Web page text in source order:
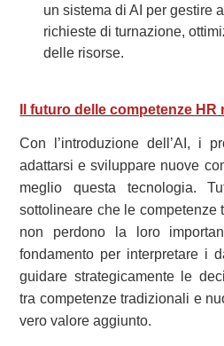
un sistema di AI per gestire
richieste di turnazione,
delle risorse.
Il futuro delle competenze HR
Con l’introduzione dell’AI, i
adattarsi e sviluppare nuove
meglio questa tecnologia.
sottolineare che le competenze
non perdono la loro
fondamento per interpretare i
guidare strategicamente le
tra competenze tradizionali e
vero valore aggiunto.